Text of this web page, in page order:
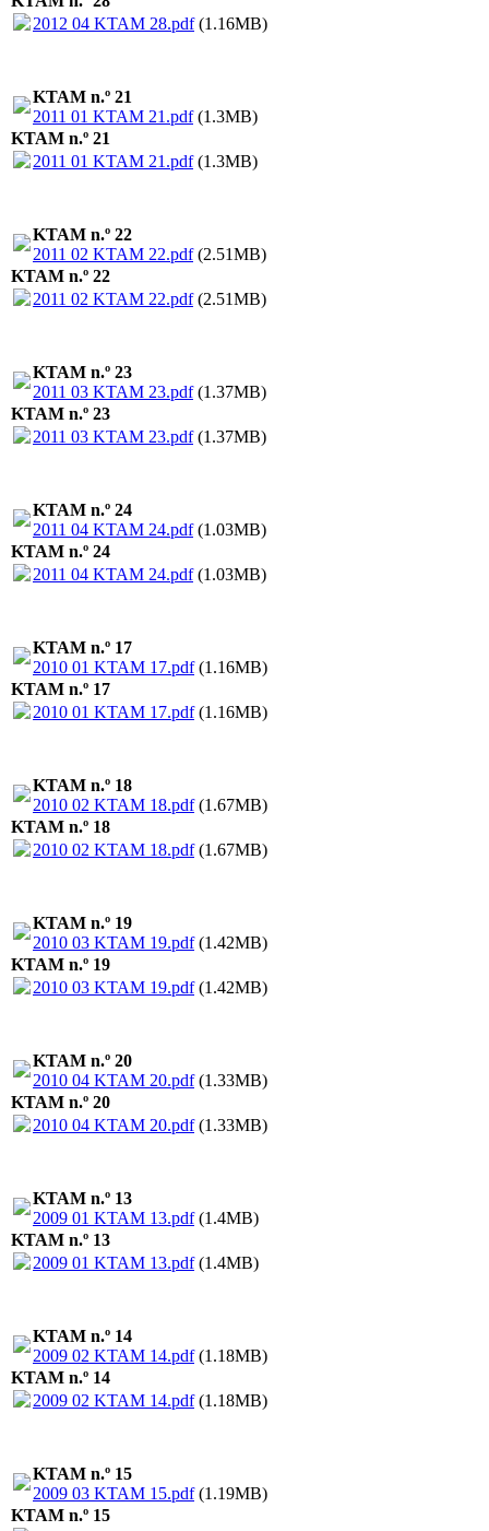
2012 04 KTAM 28.pdf(1.16MB)
KTAM n.º 21
2011 01 KTAM 21.pdf(1.3MB)
KTAM n.º 21
2011 01 KTAM 21.pdf(1.3MB)
KTAM n.º 22
2011 02 KTAM 22.pdf(2.51MB)
KTAM n.º 22
2011 02 KTAM 22.pdf(2.51MB)
KTAM n.º 23
2011 03 KTAM 23.pdf(1.37MB)
KTAM n.º 23
2011 03 KTAM 23.pdf(1.37MB)
KTAM n.º 24
2011 04 KTAM 24.pdf(1.03MB)
KTAM n.º 24
2011 04 KTAM 24.pdf(1.03MB)
KTAM n.º 17
2010 01 KTAM 17.pdf(1.16MB)
KTAM n.º 17
2010 01 KTAM 17.pdf(1.16MB)
KTAM n.º 18
2010 02 KTAM 18.pdf(1.67MB)
KTAM n.º 18
2010 02 KTAM 18.pdf(1.67MB)
KTAM n.º 19
2010 03 KTAM 19.pdf(1.42MB)
KTAM n.º 19
2010 03 KTAM 19.pdf(1.42MB)
KTAM n.º 20
2010 04 KTAM 20.pdf(1.33MB)
KTAM n.º 20
2010 04 KTAM 20.pdf(1.33MB)
KTAM n.º 13
2009 01 KTAM 13.pdf(1.4MB)
KTAM n.º 13
2009 01 KTAM 13.pdf(1.4MB)
KTAM n.º 14
2009 02 KTAM 14.pdf(1.18MB)
KTAM n.º 14
2009 02 KTAM 14.pdf(1.18MB)
KTAM n.º 15
2009 03 KTAM 15.pdf(1.19MB)
KTAM n.º 15